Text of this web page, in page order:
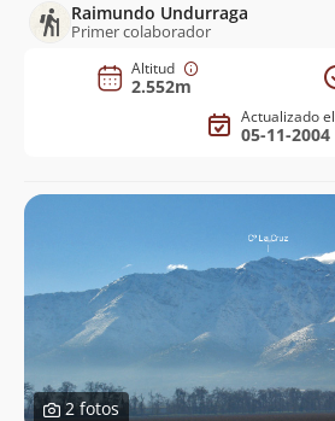
Raimundo Undurraga
Primer colaborador
Altitud
2.552m
Actualizado el
05-11-2004
2 fotos